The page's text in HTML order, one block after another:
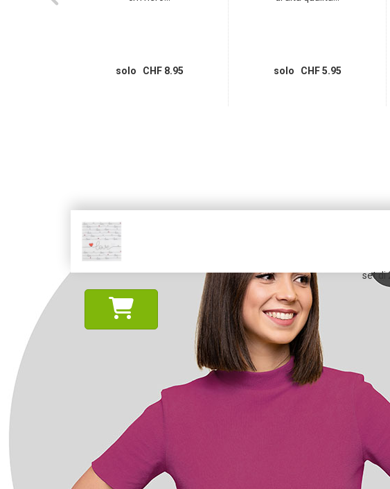
solo CHF 8.95 solo CHF 5.95
set di